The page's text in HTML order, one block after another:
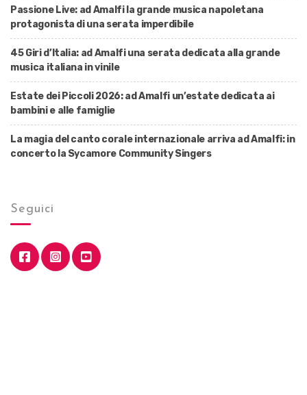
Passione Live: ad Amalfi la grande musica napoletana
protagonista di una serata imperdibile
45 Giri d’Italia: ad Amalfi una serata dedicata alla grande
musica italiana in vinile
Estate dei Piccoli 2026: ad Amalfi un’estate dedicata ai
bambini e alle famiglie
La magia del canto corale internazionale arriva ad Amalfi: in
concerto la Sycamore Community Singers
Seguici